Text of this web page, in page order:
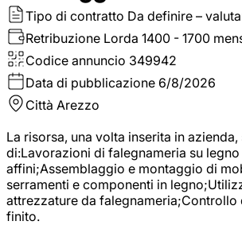
Tipo di contratto Da definire –
Retribuzione Lorda 1400 - 1700
Codice annuncio 349942
Data di pubblicazione 6/8/2026
Città Arezzo
La risorsa, una volta inserita in
di:Lavorazioni di falegnameria su
affini;Assemblaggio e montaggio di
serramenti e componenti in
attrezzature da
finito.